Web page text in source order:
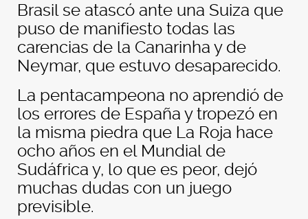
Brasil se atascó ante una Suiza que
puso de manifiesto todas las
carencias de la Canarinha y de
Neymar, que estuvo desaparecido.
La pentacampeona no aprendió de
los errores de España y tropezó en
la misma piedra que La Roja hace
ocho años en el Mundial de
Sudáfrica y, lo que es peor, dejó
muchas dudas con un juego
previsible.